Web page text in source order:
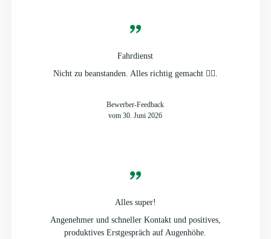
Fahrdienst
Nicht zu beanstanden. Alles richtig gemacht 👍🏻.
Bewerber-Feedback
vom 30. Juni 2026
Alles super!
Angenehmer und schneller Kontakt und positives,
produktives Erstgespräch auf Augenhöhe.